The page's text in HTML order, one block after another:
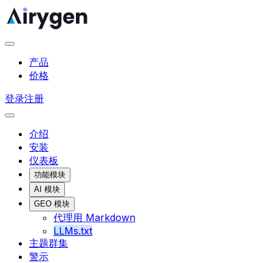
产品
价格
登录注册
介绍
安装
仪表板
功能模块
AI 模块
GEO 模块
代理用 Markdown
LLMs.txt
主题群集
警示